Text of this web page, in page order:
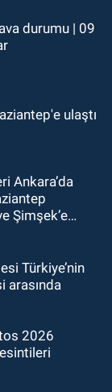
durumu | 09
ulaştı
Ankara’da
Şimşek’e
Türkiye’nin
arasında
2026